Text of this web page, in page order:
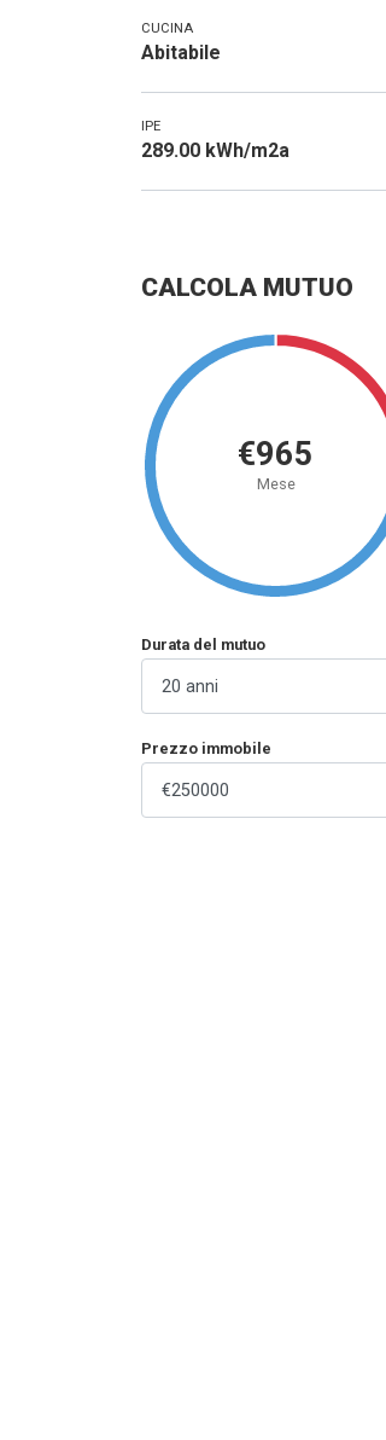
CUCINA
Abitabile
IPE
289.00 kWh/m2a
CALCOLA MUTUO
€965
Mese
Durata del mutuo
Prezzo immobile